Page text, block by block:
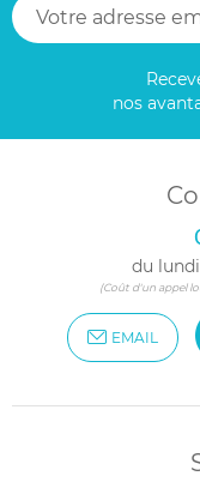
nos
du lundi
(Coût d'un appel
EMAIL